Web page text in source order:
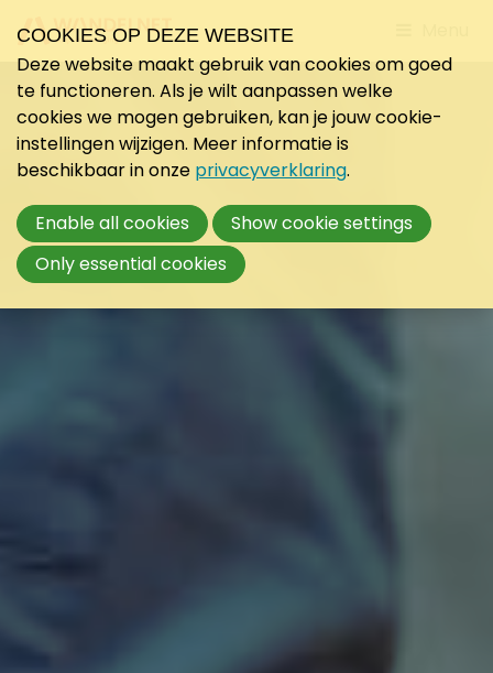
to
COOKIES OP DEZE WEBSITE
Deze website maakt gebruik van cookies om goed
te functioneren. Als je wilt aanpassen welke
cookies we mogen gebruiken, kan je jouw cookie-
instellingen wijzigen. Meer informatie is
beschikbaar in onze privacyverklaring.
Enable all cookies
Show cookie settings
Only essential cookies